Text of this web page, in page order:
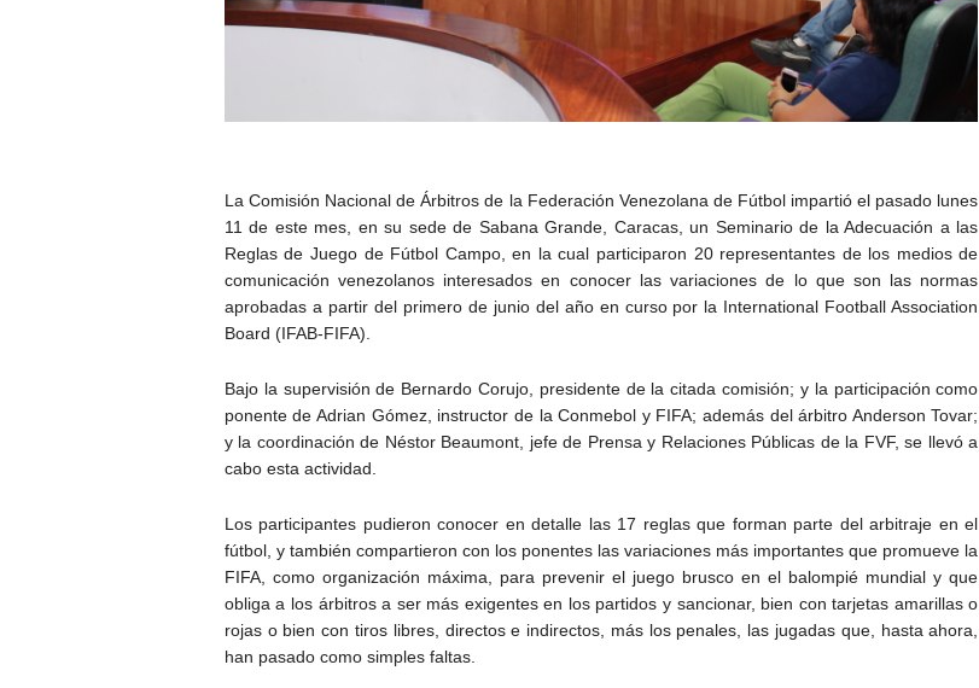
La Comisión Nacional de Árbitros de la Federación Venezolana de Fútbol impartió el pasado lunes
11 de este mes, en su sede de Sabana Grande, Caracas, un Seminario de la Adecuación a las
Reglas de Juego de Fútbol Campo, en la cual participaron 20 representantes de los medios de
comunicación venezolanos interesados en conocer las variaciones de lo que son las normas
aprobadas a partir del primero de junio del año en curso por la International Football Association
Board (IFAB-FIFA).
Bajo la supervisión de Bernardo Corujo, presidente de la citada comisión; y la participación como
ponente de Adrian Gómez, instructor de la Conmebol y FIFA; además del árbitro Anderson Tovar;
y la coordinación de Néstor Beaumont, jefe de Prensa y Relaciones Públicas de la FVF, se llevó a
cabo esta actividad.
Los participantes pudieron conocer en detalle las 17 reglas que forman parte del arbitraje en el
fútbol, y también compartieron con los ponentes las variaciones más importantes que promueve la
FIFA, como organización máxima, para prevenir el juego brusco en el balompié mundial y que
obliga a los árbitros a ser más exigentes en los partidos y sancionar, bien con tarjetas amarillas o
rojas o bien con tiros libres, directos e indirectos, más los penales, las jugadas que, hasta ahora,
han pasado como simples faltas.